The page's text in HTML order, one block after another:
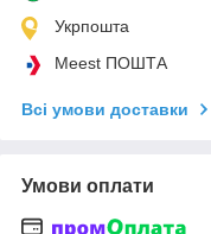
Укрпошта
Meest ПОШТА
Всі умови доставки
Умови оплати